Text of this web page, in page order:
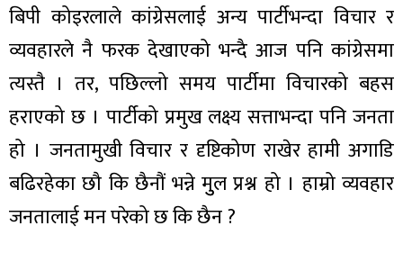
बिपी कोइरलाले कांग्रेसलाई अन्य पार्टीभन्दा विचार र
व्यवहारले नै फरक देखाएको भन्दै आज पनि कांग्रेसमा
त्यस्तै । तर, पछिल्लो समय पार्टीमा विचारको बहस
हराएको छ । पार्टीको प्रमुख लक्ष्य सत्ताभन्दा पनि जनता
हो । जनतामुखी विचार र दृष्टिकोण राखेर हामी अगाडि
बढिरहेका छौ कि छैनौं भन्ने मुुल प्रश्न हो । हाम्रो व्यवहार
जनतालाई मन परेको छ कि छैन ?